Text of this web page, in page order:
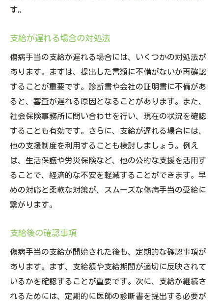
す。
支給が遅れる場合の対処法
傷病手当の支給が遅れる場合には、いくつかの対処法が
あります。まずは、提出した書類に不備がないか再確認
することが重要です。診断書や会社の証明書に不備があ
ると、審査が遅れる原因となることがあります。また、
社会保険事務所に問い合わせを行い、現在の状況を確認
することも有効です。さらに、支給が遅れる場合には、
他の支援制度を利用することも検討しましょう。例え
ば、生活保護や労災保険など、他の公的な支援を活用す
ることで、経済的な不安を軽減することができます。早
めの対応と柔軟な対策が、スムーズな傷病手当の受給に
繋がります。
支給後の確認事項
傷病手当の支給が開始された後も、定期的な確認事項が
あります。まず、支給額や支給期間が適切に反映されて
いるかを確認することが重要です。次に、支給が継続さ
れるためには、定期的に医師の診断書を提出する必要が